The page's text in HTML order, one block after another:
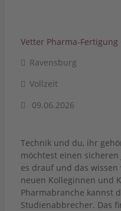
Vetter Pharma-Fertigung
Ravensburg
Vollzeit
09.06.2026
Technik und du, ihr
möchtest einen sicheren
es drauf und das wissen
neuen Kolleginnen und
Pharmabranche kannst
Studienabbrecher. Das